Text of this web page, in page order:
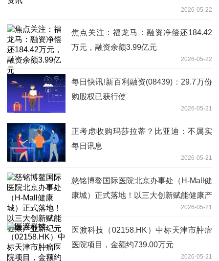
2026-05-22
焦点关注：福龙马：融资净偿还184.42
万元，融资余额3.99亿元
2026-05-22
每日快讯!新百利融资(08439)：29.7万份
购股权已获行使
2026-05-21
正考虑收购玛莎拉蒂？比亚迪：不属实
每日讯息
2026-05-21
慈铭博鳌国际医院北京办事处（H-Mall健
康城）正式落地！以三大创新赋能健康产
2026-05-21
医渡科技（02158.HK）中标天津市肿瘤
医院项目，金额约739.00万元
2026-05-21